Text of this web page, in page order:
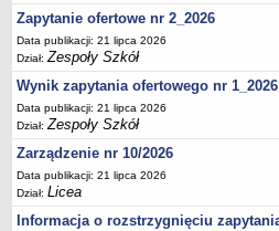
Zapytanie ofertowe nr 2_2026
Data publikacji: 21 lipca 2026
Dział:Zespoły Szkół
Wynik zapytania ofertowego nr 1_2026
Data publikacji: 21 lipca 2026
Dział:Zespoły Szkół
Zarządzenie nr 10/2026
Data publikacji: 21 lipca 2026
Dział:Licea
Informacja o rozstrzygnięciu